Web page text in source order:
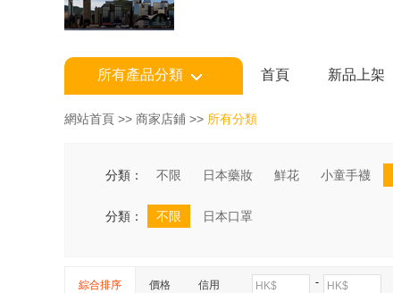
所有產品分類 首頁 新品上架
網站首頁 >> 商家店鋪 >> 所有分類
分類： 不限 日本藥妝 鮮花 小童手襪
分類： 不限 日本口罩
綜合排序 價格 信用 HK$ - HK$